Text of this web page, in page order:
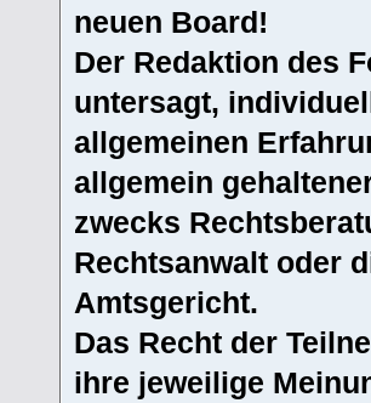
neuen Board!
Der Redaktion des
untersagt,
allgemeinen
allgemein
zwecks
Rechtsanwalt oder
Amtsgericht.
Das Recht der
ihre jeweilige